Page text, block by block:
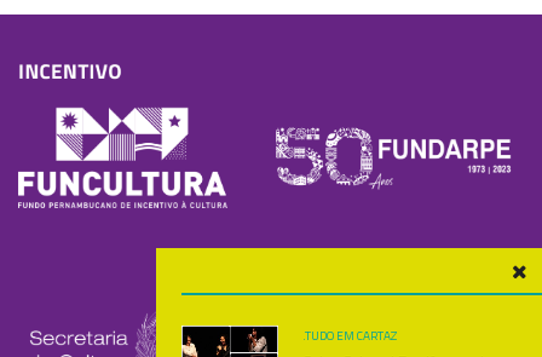
.TUDO EM CARTAZ